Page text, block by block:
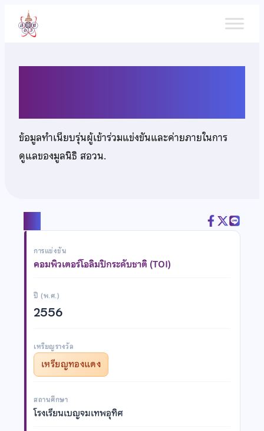
เนื้อหา
ข้อมูลทำเนียบรุ่นผู้เข้าร่วมแข่งขันและค่ายภายในการ
ดูแลของมูลนิธิ สอวน.
การแข่งขัน
คอมพิวเตอร์โอลิมปิกระดับชาติ (TOI)
ปี (พ.ศ.)
2556
เหรียญรางวัล
เหรียญทองแดง
สถานศึกษา
โรงเรียนเบญจมเทพอุทิศ